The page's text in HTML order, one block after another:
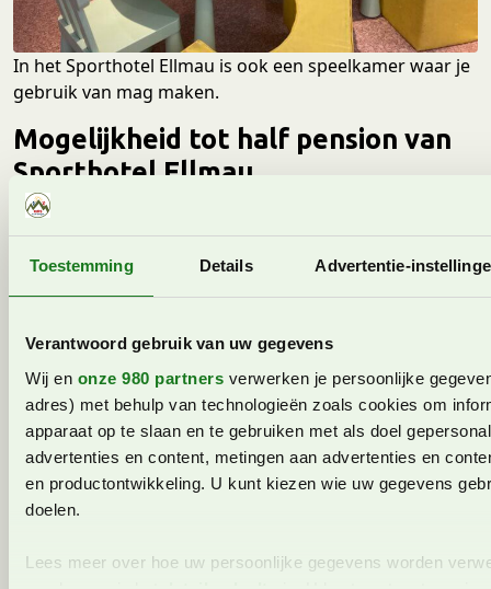
Toestemming Details Advertentie-
Verantwoord gebruik van uw gegevens
Wij en onze 980 partners verwerken je persoonlijke
adres) met behulp van technologieën zoals cookies om
apparaat op te slaan en te gebruiken met als doel
advertenties en content, metingen aan advertenties en
en productontwikkeling. U kunt kiezen wie uw gegevens
doelen.
Lees meer over hoe uw persoonlijke gegevens worden
In het Sporthotel Ellmau is ook een speelkamer waar je
gebruik van mag maken.
Mogelijkheid tot half pension van
Sporthotel Ellmau
Als gast van het appartementenhaus kan je ook gebruik
maken van ontbijt of dinermogelijkheden van
Sporthotel Ellmau. Dit omvat het volgende:
Half pension volwassene: 40 euro per persoon per
Half pension voor kinderen:
Tot 4 jaar gratis
Tot 10 jaar 20 euro per dag (prijspeil 2022)
Tijdens ons verblijf hebben we hier geen gebruik van
gemaakt, maar we hebben wel gezien dat het eten er
mooi uitzagen.